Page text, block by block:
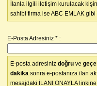
İlanla ilgili iletişim kurulacak
sahibi firma ise ABC EMLAK
E-Posta Adresiniz * :
E-posta adresiniz doğru ve
dakika sonra e-postanıza ilan
mesajdaki İLANI ONAYLA linkine